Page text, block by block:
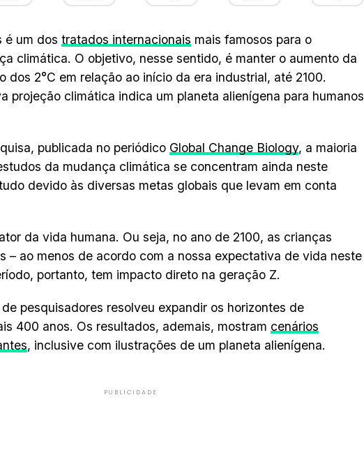
é um dos tratados internacionais mais famosos para o
climática. O objetivo, nesse sentido, é manter o aumento da
dos 2°C em relação ao início da era industrial, até 2100.
projeção climática indica um planeta alienígena para humanos
publicada no periódico Global Change Biology, a maioria
da mudança climática se concentram ainda neste
devido às diversas metas globais que levam em conta
da vida humana. Ou seja, no ano de 2100, as crianças
– ao menos de acordo com a nossa expectativa de vida neste
portanto, tem impacto direto na geração Z.
pesquisadores resolveu expandir os horizontes de
400 anos. Os resultados, ademais, mostram cenários
, inclusive com ilustrações de um planeta alienígena.
PUBLICIDADE